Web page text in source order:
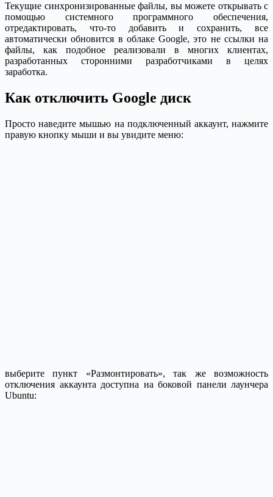
Текущие синхронизированные файлы, вы можете открывать с
помощью системного программного обеспечения,
отредактировать, что-то добавить и сохранить, все
автоматически обновится в облаке Google, это не ссылки на
файлы, как подобное реализовали в многих клиентах,
разработанных сторонними разработчиками в целях
заработка.
Как отключить Google диск
Просто наведите мышью на подключенный аккаунт, нажмите
правую кнопку мыши и вы увидите меню:
выберите пункт «Размонтировать», так же возможность
отключения аккаунта доступна на боковой панели лаунчера
Ubuntu: